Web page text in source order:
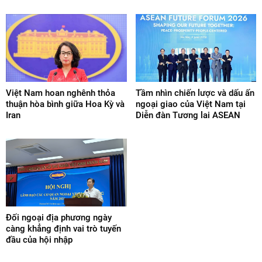
Việt Nam hoan nghênh thỏa
thuận hòa bình giữa Hoa Kỳ và
Iran
Tầm nhìn chiến lược và dấu ấn
ngoại giao của Việt Nam tại
Diễn đàn Tương lai ASEAN
Đối ngoại địa phương ngày
càng khẳng định vai trò tuyến
đầu của hội nhập